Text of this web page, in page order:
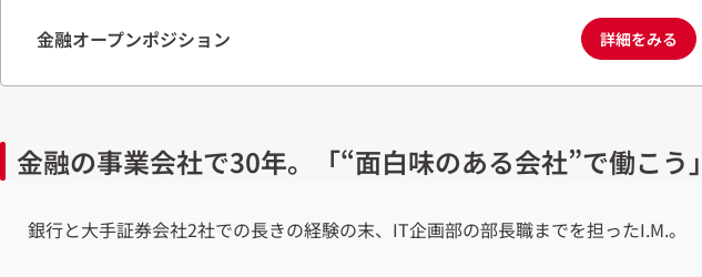
金融オープンポジション 詳細をみる
金融の事業会社で30年。「“面白味のある会社”で働こう」
銀行と大手証券会社2社での長きの経験の末、IT企画部の部長職までを担ったI.M.。